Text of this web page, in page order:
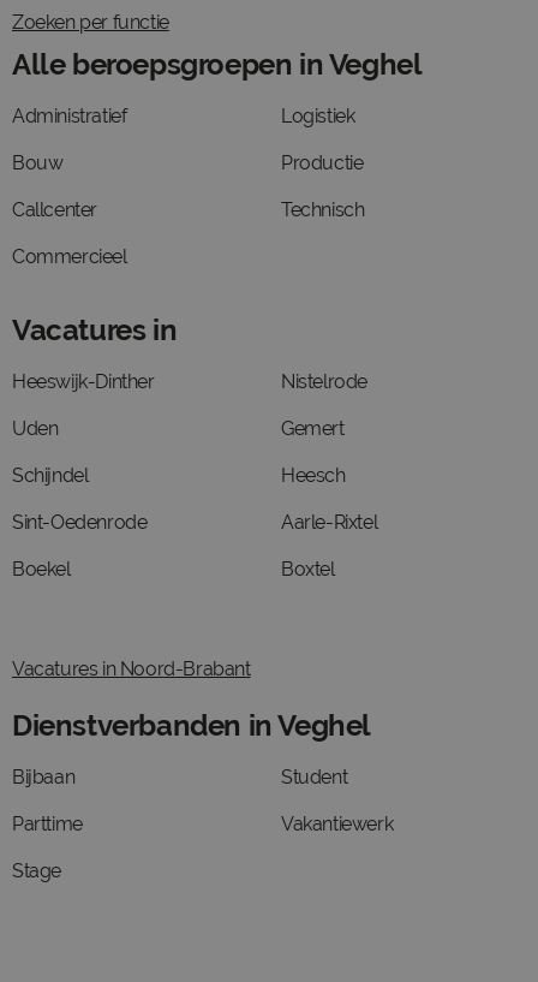
Zoeken per functie
Alle beroepsgroepen in Veghel
Administratief
Bouw
Callcenter
Commercieel
Logistiek
Productie
Technisch
Vacatures in
Heeswijk-Dinther
Uden
Schijndel
Sint-Oedenrode
Boekel
Nistelrode
Gemert
Heesch
Aarle-Rixtel
Boxtel
Vacatures in Noord-Brabant
Dienstverbanden in Veghel
Bijbaan
Parttime
Stage
Student
Vakantiewerk